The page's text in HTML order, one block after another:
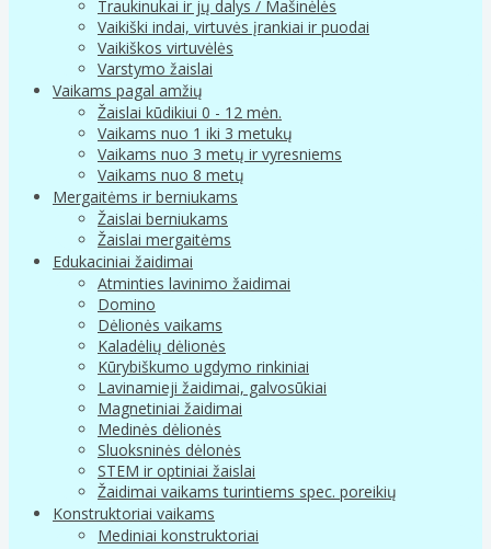
Traukinukai ir jų dalys / Mašinėlės
Vaikiški indai, virtuvės įrankiai ir puodai
Vaikiškos virtuvėlės
Varstymo žaislai
Vaikams pagal amžių
Žaislai kūdikiui 0 - 12 mėn.
Vaikams nuo 1 iki 3 metukų
Vaikams nuo 3 metų ir vyresniems
Vaikams nuo 8 metų
Mergaitėms ir berniukams
Žaislai berniukams
Žaislai mergaitėms
Edukaciniai žaidimai
Atminties lavinimo žaidimai
Domino
Dėlionės vaikams
Kaladėlių dėlionės
Kūrybiškumo ugdymo rinkiniai
Lavinamieji žaidimai, galvosūkiai
Magnetiniai žaidimai
Medinės dėlionės
Sluoksninės dėlonės
STEM ir optiniai žaislai
Žaidimai vaikams turintiems spec. poreikių
Konstruktoriai vaikams
Mediniai konstruktoriai